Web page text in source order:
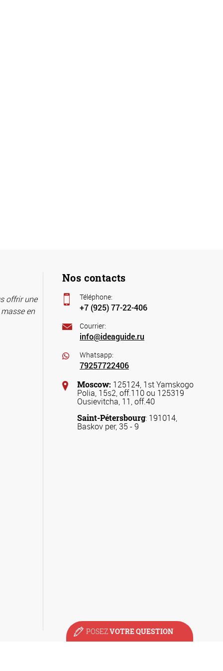
offrir une
en
Nos contacts
Téléphone:
+7 (925) 77-22-406
Courrier:
info@ideaguide.ru
Whatsapp:
79257722406
Moscow: 125124, 1st Yamskogo
Polia, 15s2, off.110 ou 125319
Ousievitcha, 11, off.40
Saint-Pétersbourg: 191014,
Baskov per, 35 - 9
POSEZVOTRE QUESTION